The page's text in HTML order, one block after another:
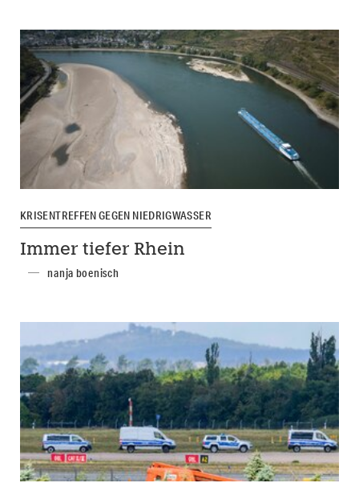
KRISENTREFFEN GEGEN NIEDRIGWASSER
Immer tiefer Rhein
nanja boenisch